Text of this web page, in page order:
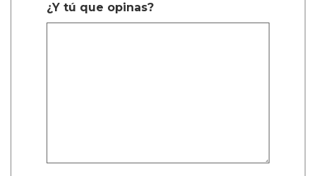
¿Y tú que opinas?